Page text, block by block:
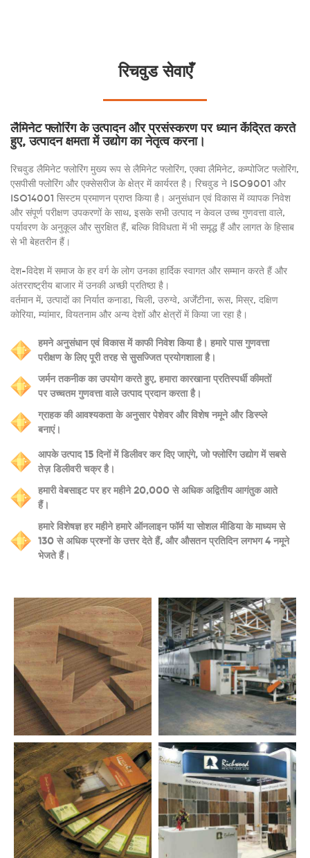
रिचवुड सेवाएँ
लैमिनेट फ्लोरिंग के उत्पादन और प्रसंस्करण पर ध्यान केंद्रित करते
हुए, उत्पादन क्षमता में उद्योग का नेतृत्व करना।
रिचवुड लैमिनेट फ्लोरिंग मुख्य रूप से लैमिनेट फ्लोरिंग, एक्वा लैमिनेट, कम्पोजिट फ्लोरिंग,
एसपीसी फ्लोरिंग और एक्सेसरीज के क्षेत्र में कार्यरत है। रिचवुड ने ISO9001 और
ISO14001 सिस्टम प्रमाणन प्राप्त किया है। अनुसंधान एवं विकास में व्यापक निवेश
और संपूर्ण परीक्षण उपकरणों के साथ, इसके सभी उत्पाद न केवल उच्च गुणवत्ता वाले,
पर्यावरण के अनुकूल और सुरक्षित हैं, बल्कि विविधता में भी समृद्ध हैं और लागत के हिसाब
से भी बेहतरीन हैं।
देश-विदेश में समाज के हर वर्ग के लोग उनका हार्दिक स्वागत और सम्मान करते हैं और
अंतरराष्ट्रीय बाजार में उनकी अच्छी प्रतिष्ठा है।
वर्तमान में, उत्पादों का निर्यात कनाडा, चिली, उरुग्वे, अर्जेंटीना, रूस, मिस्र, दक्षिण
कोरिया, म्यांमार, वियतनाम और अन्य देशों और क्षेत्रों में किया जा रहा है।
हमने अनुसंधान एवं विकास में काफी निवेश किया है। हमारे पास गुणवत्ता
परीक्षण के लिए पूरी तरह से सुसज्जित प्रयोगशाला है।
जर्मन तकनीक का उपयोग करते हुए, हमारा कारखाना प्रतिस्पर्धी कीमतों
पर उच्चतम गुणवत्ता वाले उत्पाद प्रदान करता है।
ग्राहक की आवश्यकता के अनुसार पेशेवर और विशेष नमूने और डिस्प्ले
बनाएं।
आपके उत्पाद 15 दिनों में डिलीवर कर दिए जाएंगे, जो फ्लोरिंग उद्योग में सबसे
तेज़ डिलीवरी चक्र है।
हमारी वेबसाइट पर हर महीने 20,000 से अधिक अद्वितीय आगंतुक आते
हैं।
हमारे विशेषज्ञ हर महीने हमारे ऑनलाइन फॉर्म या सोशल मीडिया के माध्यम से
130 से अधिक प्रश्नों के उत्तर देते हैं, और औसतन प्रतिदिन लगभग 4 नमूने
भेजते हैं।